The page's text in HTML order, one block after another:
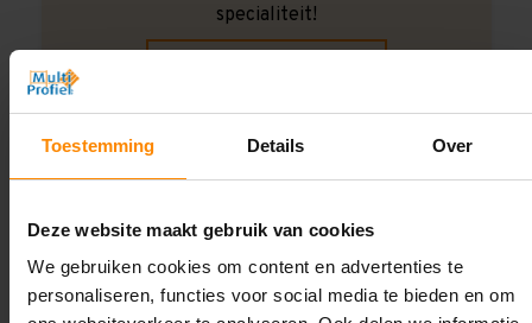
Toestemming Details Over
Deze website maakt gebruik van cookies
We gebruiken cookies om content en advertenties te
personaliseren, functies voor social media te bieden en om
specialiteit!
Montage uitbesteden?